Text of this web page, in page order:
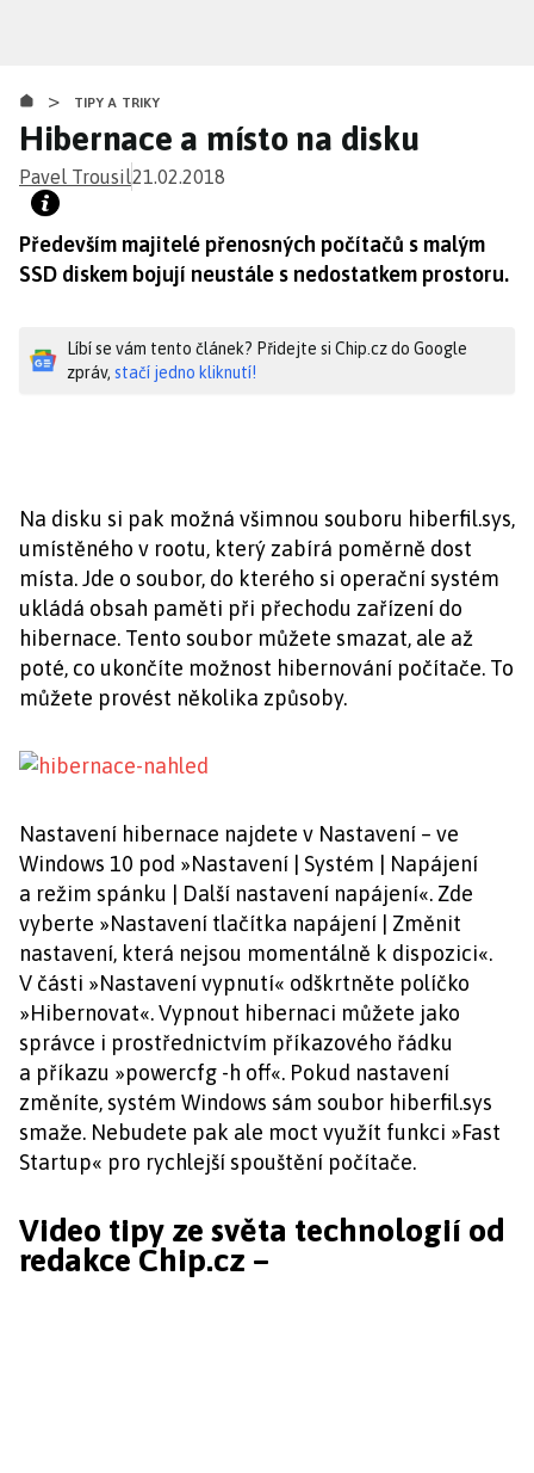
obsahu
> TIPY A TRIKY
Hibernace a místo na disku
Pavel Trousil21.02.2018
Především majitelé přenosných počítačů s malým
SSD diskem bojují neustále s nedostatkem prostoru.
Líbí se vám tento článek? Přidejte si Chip.cz do Google
zpráv, stačí jedno kliknutí!
Na disku si pak možná všimnou souboru hiberfil.sys,
umístěného v rootu, který zabírá poměrně dost
místa. Jde o soubor, do kterého si operační systém
ukládá obsah paměti při přechodu zařízení do
hibernace. Tento soubor můžete smazat, ale až
poté, co ukončíte možnost hibernování počítače. To
můžete provést několika způsoby.
Nastavení hibernace najdete v Nastavení – ve
Windows 10 pod »Nastavení | Systém | Napájení
a režim spánku | Další nastavení napájení«. Zde
vyberte »Nastavení tlačítka napájení | Změnit
nastavení, která nejsou momentálně k dispozici«.
V části »Nastavení vypnutí« odškrtněte políčko
»Hibernovat«. Vypnout hibernaci můžete jako
správce i prostřednictvím příkazového řádku
a příkazu »powercfg -h off«. Pokud nastavení
změníte, systém Windows sám soubor hiberfil.sys
smaže. Nebudete pak ale moct využít funkci »Fast
Startup« pro rychlejší spouštění počítače.
Video tipy ze světa technologií od
redakce Chip.cz –